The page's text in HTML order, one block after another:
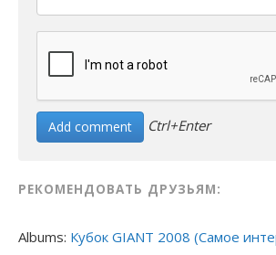
Ctrl+Enter
РЕКОМЕНДОВАТЬ ДРУЗЬЯМ:
Albums: Кубок GIANT 2008 (Самое